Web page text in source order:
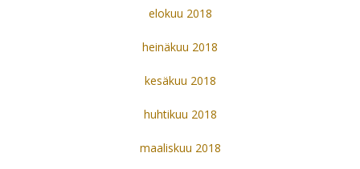
elokuu 2018
heinäkuu 2018
kesäkuu 2018
huhtikuu 2018
maaliskuu 2018